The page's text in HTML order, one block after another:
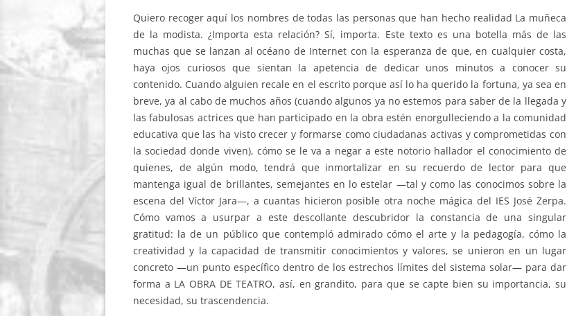
Quiero recoger aquí los nombres de todas las personas que han hecho realidad La muñeca
de la modista. ¿Importa esta relación? Sí, importa. Este texto es una botella más de las
muchas que se lanzan al océano de Internet con la esperanza de que, en cualquier costa,
haya ojos curiosos que sientan la apetencia de dedicar unos minutos a conocer su
contenido. Cuando alguien recale en el escrito porque así lo ha querido la fortuna, ya sea en
breve, ya al cabo de muchos años (cuando algunos ya no estemos para saber de la llegada y
las fabulosas actrices que han participado en la obra estén enorgulleciendo a la comunidad
educativa que las ha visto crecer y formarse como ciudadanas activas y comprometidas con
la sociedad donde viven), cómo se le va a negar a este notorio hallador el conocimiento de
quienes, de algún modo, tendrá que inmortalizar en su recuerdo de lector para que
mantenga igual de brillantes, semejantes en lo estelar —tal y como las conocimos sobre la
escena del Víctor Jara—, a cuantas hicieron posible otra noche mágica del IES José Zerpa.
Cómo vamos a usurpar a este descollante descubridor la constancia de una singular
gratitud: la de un público que contempló admirado cómo el arte y la pedagogía, cómo la
creatividad y la capacidad de transmitir conocimientos y valores, se unieron en un lugar
concreto —un punto específico dentro de los estrechos límites del sistema solar— para dar
forma a LA OBRA DE TEATRO, así, en grandito, para que se capte bien su importancia, su
necesidad, su trascendencia.